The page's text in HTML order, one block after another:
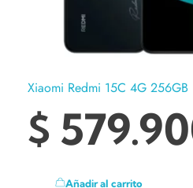
Xiaomi Redmi 15C 4G 256GB
$
Añadir al carrito